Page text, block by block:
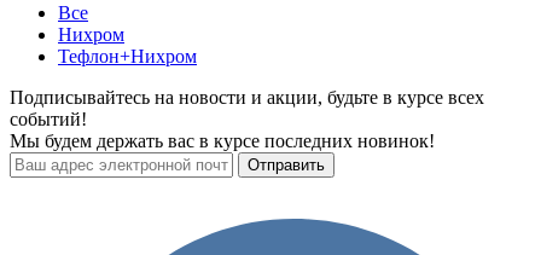
Все
Нихром
Тефлон+Нихром
Подписывайтесь на новости и акции, будьте в курсе всех
событий!
Мы будем держать вас в курсе последних новинок!